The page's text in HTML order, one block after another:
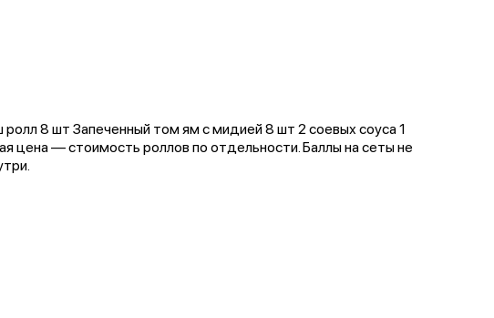
8 шт Запеченный том ям с мидией 8 шт 2 соевых соуса 1
цена — стоимость роллов по отдельности. Баллы на сеты не